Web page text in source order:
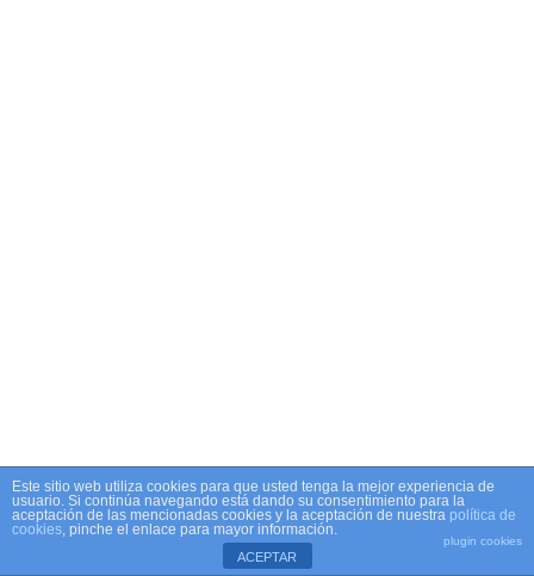
Este sitio web utiliza cookies para que usted tenga la mejor experiencia de
usuario. Si continúa navegando está dando su consentimiento para la
aceptación de las mencionadas cookies y la aceptación de nuestra política de
cookies, pinche el enlace para mayor información.
plugin cookies
ACEPTAR